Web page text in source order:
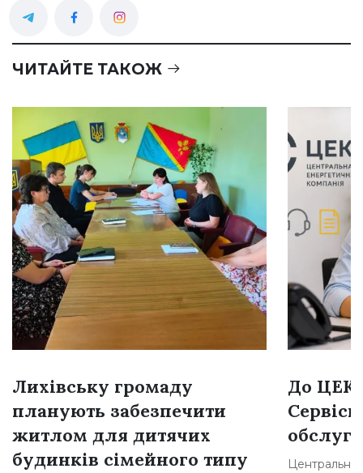
ЧИТАЙТЕ ТАКОЖ
Лихівську громаду
планують забезпечити
житлом для дитячих
будинків сімейного типу
До ЦЕК
Центральна